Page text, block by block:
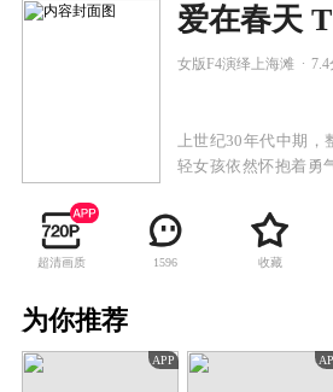
女版F4演绎上海滩 7.4
上世纪30年代中期
轻女孩依然怀抱着勇
丽花皇宫举办歌后比
改变命运，于是，在
凤萍、莲西和露露结
花皇宫充满着阴谋
超清画质 1596 收藏
为你推荐
APP